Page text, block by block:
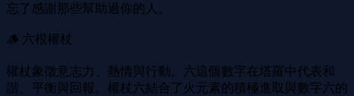
忘了感謝那些幫助過你的人。
🪵 六根權杖
權杖象徵意志力、熱情與行動。六這個數字在塔羅中代表和
諧、平衡與回報。權杖六結合了火元素的積極進取與數字六的